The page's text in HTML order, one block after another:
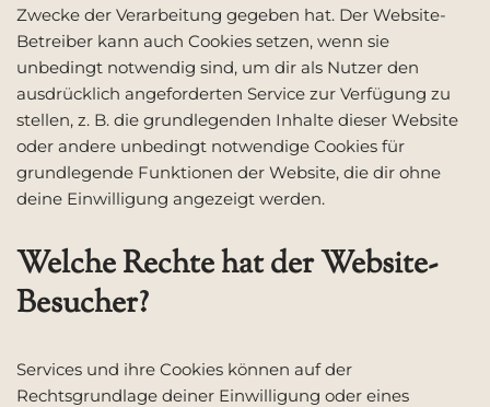
Zwecke der Verarbeitung gegeben hat. Der Website-
Betreiber kann auch Cookies setzen, wenn sie
unbedingt notwendig sind, um dir als Nutzer den
ausdrücklich angeforderten Service zur Verfügung zu
stellen, z. B. die grundlegenden Inhalte dieser Website
oder andere unbedingt notwendige Cookies für
grundlegende Funktionen der Website, die dir ohne
deine Einwilligung angezeigt werden.
Welche Rechte hat der Website-
Besucher?
Services und ihre Cookies können auf der
Rechtsgrundlage deiner Einwilligung oder eines